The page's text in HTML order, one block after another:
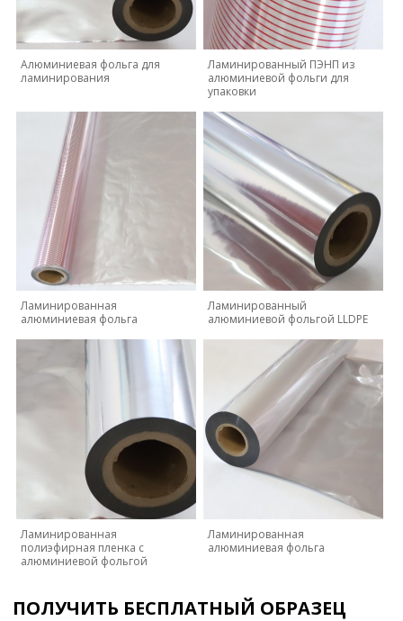
Алюминиевая фольга для
ламинирования
Ламинированный ПЭНП из
алюминиевой фольги для
упаковки
Ламинированная
алюминиевая фольга
Ламинированный
алюминиевой фольгой LLDPE
Ламинированная
полиэфирная пленка с
алюминиевой фольгой
Ламинированная
алюминиевая фольга
ПОЛУЧИТЬ БЕСПЛАТНЫЙ ОБРАЗЕЦ